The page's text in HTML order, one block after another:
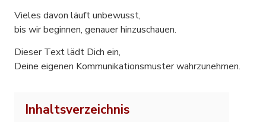
Vieles davon läuft unbewusst,
bis wir beginnen, genauer hinzuschauen.
Dieser Text lädt Dich ein,
Deine eigenen Kommunikationsmuster wahrzunehmen.
Inhaltsverzeichnis